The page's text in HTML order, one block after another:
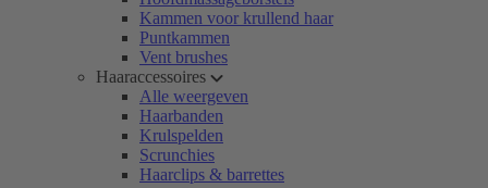
Kammen voor krullend haar
Puntkammen
Vent brushes
Haaraccessoires
Alle weergeven
Haarbanden
Krulspelden
Scrunchies
Haarclips & barrettes